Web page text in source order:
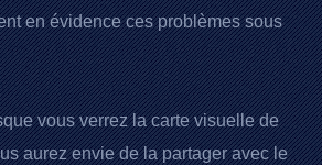
en évidence ces problèmes sous
vous verrez la carte visuelle de
aurez envie de la partager avec le